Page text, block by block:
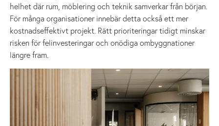
helhet där rum, möblering och teknik samverkar från början.
För många organisationer innebär detta också ett mer
kostnadseffektivt projekt. Rätt prioriteringar tidigt minskar
risken för felinvesteringar och onödiga ombyggnationer
längre fram.